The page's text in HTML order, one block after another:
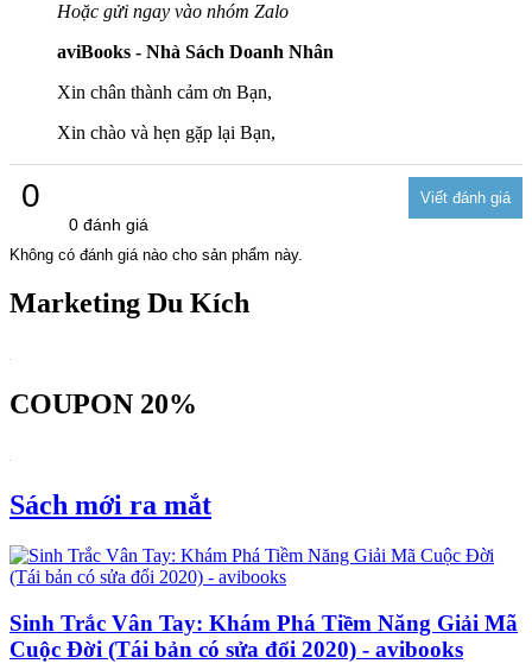
Hoặc gửi ngay vào nhóm Zalo
aviBooks - Nhà Sách Doanh Nhân
Xin chân thành cảm ơn Bạn,
Xin chào và hẹn gặp lại Bạn,
0
0 đánh giá
Không có đánh giá nào cho sản phẩm này.
Marketing Du Kích
COUPON 20%
Sách mới ra mắt
Sinh Trắc Vân Tay: Khám Phá Tiềm Năng Giải Mã
Cuộc Đời (Tái bản có sửa đổi 2020) - avibooks